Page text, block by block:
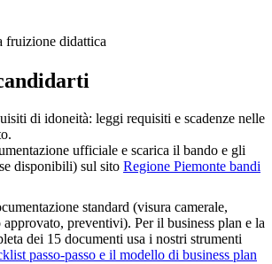
fruizione didattica
di idoneità: leggi requisiti e scadenze nelle
ufficiale e scarica il bando e gli
disponibili) sul sito Regione Piemonte bandi
standard (visura camerale,
preventivi). Per il business plan e la
dei 15 documenti usa i nostri strumenti
passo-passo e il modello di business plan